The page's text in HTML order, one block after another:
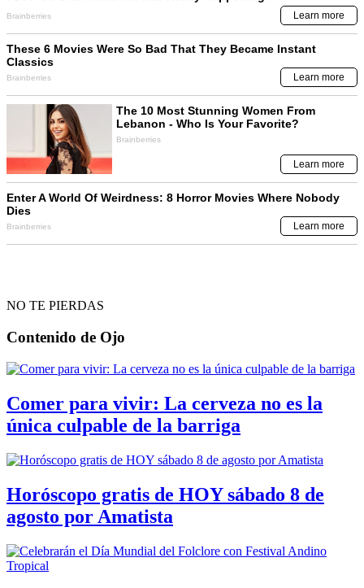
NO TE PIERDAS
Contenido de Ojo
Comer para vivir: La cerveza no es la
única culpable de la barriga
Horóscopo gratis de HOY sábado 8 de
agosto por Amatista